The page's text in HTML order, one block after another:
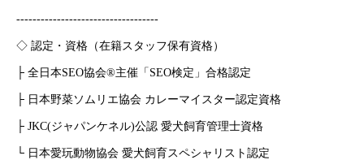
-----------------------------------
◇ 認定・資格（在籍スタッフ保有資格）
├ 全日本SEO協会®主催「SEO検定」合格認定
├ 日本野菜ソムリエ協会 カレーマイスター認定資格
├ JKC(ジャパンケネル)公認 愛犬飼育管理士資格
└ 日本愛玩動物協会 愛犬飼育スペシャリスト認定